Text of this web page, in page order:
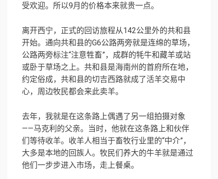
受欢迎。所以9月的价格本来就贵一点。
离开西宁，正式的回访旅程从142公里外的共和县
开始。通向共和县的G6公路两旁就是连绵的草场，
公路两旁标注“注意牲畜”，成群的牦牛和藏羊或站
或卧于草场之上。共和县是海南州的首府所在地，
约定俗成，共和县的切吉西路就成了活羊交易中
心，周边牧民都会来此卖羊。
去年，我就是在这条路上偶遇了另一组拍摄对象
——马克利的父亲。当时，他就在这条路上和伙伴
们等待收羊。收羊人相当于畜牧行业里的“中介”，
大多是本地的回族人。牧民们养大的牛羊就是通过
他们一步步进入市场，走上餐桌。